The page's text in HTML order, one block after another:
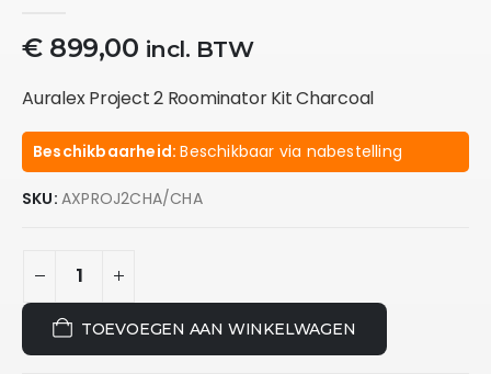
€899,00 incl. BTW
Auralex Project 2 Roominator Kit Charcoal
Beschikbaarheid:Beschikbaar via nabestelling
SKU: AXPROJ2CHA/CHA
TOEVOEGEN AAN WINKELWAGEN